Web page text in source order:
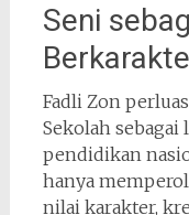
Seni
Fadli Zon
Sekolah
pendidikan
hanya
nilai karakter,